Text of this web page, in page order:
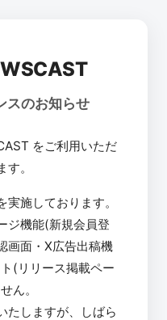
スのお知らせ
をご利用いただ
。
施しております。
ジ機能(新規会員登
画面・X広告出稿機
(リリース掲載ペー
ん。
たしますが、しばら